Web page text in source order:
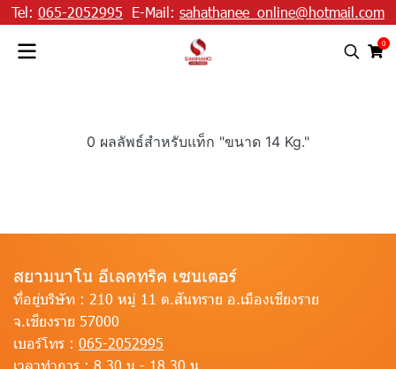
Tel: 065-2052995 E-Mail: sahathanee_online@hotmail.com
0
0 ผลลัพธ์สำหรับแท็ก "ขนาด 14 Kg."
สยามนาโน อีเลคทริค เซนเตอร์
ที่อยู่บริษัท : 210 หมู่ 11 ต.สันทราย อ.เมืองเชียงราย
จ.เชียงราย 57000
เบอร์โทร : 065-2052995
เวลาทำการ : 8.30 น.- 18.30 น.